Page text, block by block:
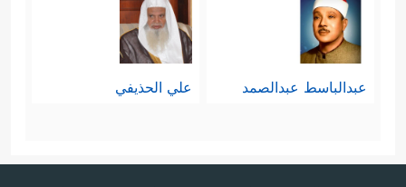
عبدالباسط عبدالصمد علي الحذيفي